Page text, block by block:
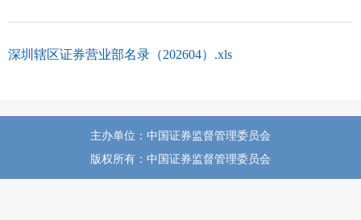
深圳辖区证券营业部名录（202604）.xls
主办单位：中国证券监督管理委员会
版权所有：中国证券监督管理委员会